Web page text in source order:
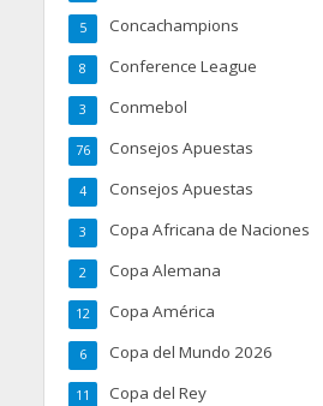
Concachampions
5
Conference League
8
Conmebol
3
Consejos Apuestas
76
Consejos Apuestas
4
Copa Africana de Naciones
3
Copa Alemana
2
Copa América
12
Copa del Mundo 2026
6
Copa del Rey
11